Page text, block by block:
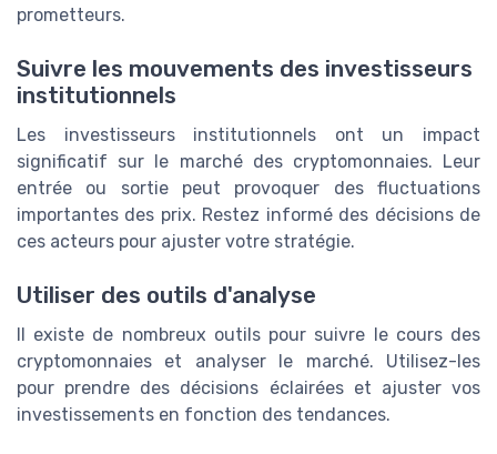
prometteurs.
Suivre les mouvements des investisseurs
institutionnels
Les investisseurs institutionnels ont un impact
significatif sur le marché des cryptomonnaies. Leur
entrée ou sortie peut provoquer des fluctuations
importantes des prix. Restez informé des décisions de
ces acteurs pour ajuster votre stratégie.
Utiliser des outils d'analyse
Il existe de nombreux outils pour suivre le cours des
cryptomonnaies et analyser le marché. Utilisez-les
pour prendre des décisions éclairées et ajuster vos
investissements en fonction des tendances.